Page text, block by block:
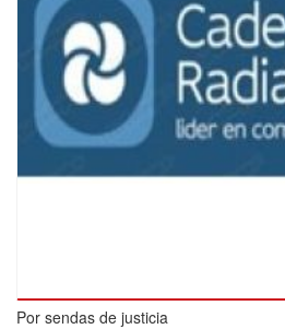
Por sendas de justicia